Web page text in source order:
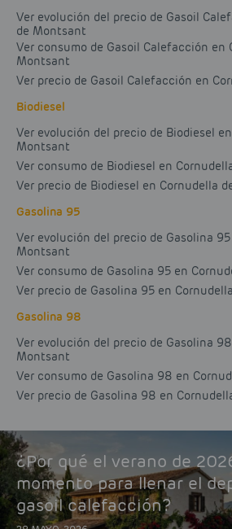
Ver evolución del precio de Gasoil
de Montsant
Ver consumo de Gasoil Calefacción en
Montsant
Ver precio de Gasoil Calefacción en
Biodiesel
Ver evolución del precio de Biodiesel
Montsant
Ver consumo de Biodiesel en
Ver precio de Biodiesel en Cornudella
Gasolina 95
Ver evolución del precio de Gasolina
Montsant
Ver consumo de Gasolina 95 en
Ver precio de Gasolina 95 en
Gasolina 98
Ver evolución del precio de Gasolina
Montsant
Ver consumo de Gasolina 98 en
Ver precio de Gasolina 98 en
¿Por qué el verano de
momento para llenar el
gasoil calefacción?